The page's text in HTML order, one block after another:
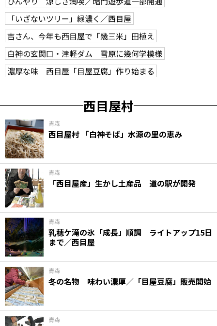
「いざないツリー」緑濃く／西目屋
吉さん、今年も西目屋で「幾三米」田植え
白神の玄関口・津軽ダム 雪原に幾何学模様
濃厚な味 西目屋「目屋豆腐」作り始まる
西目屋村
青森
西目屋村 「白神そば」水源の里の恵み
青森
「西目屋産」生かし土産品 道の駅が開発
青森
乳穂ケ滝の氷「成長」順調 ライトアップ15日
まで／西目屋
青森
冬の名物 味わい濃厚／「目屋豆腐」販売開始
青森